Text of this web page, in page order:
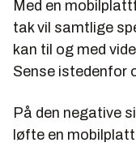
Med en
tak vil samtlige
kan til og med
Sense istedenfor
På den negative
løfte en